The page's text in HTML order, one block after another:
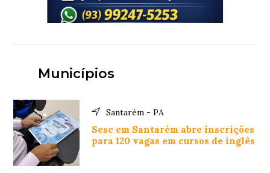
Municípios
Santarém - PA
Sesc em Santarém abre inscrições
para 120 vagas em cursos de inglês